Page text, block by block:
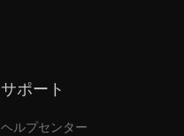
サポート
ヘルプセンター